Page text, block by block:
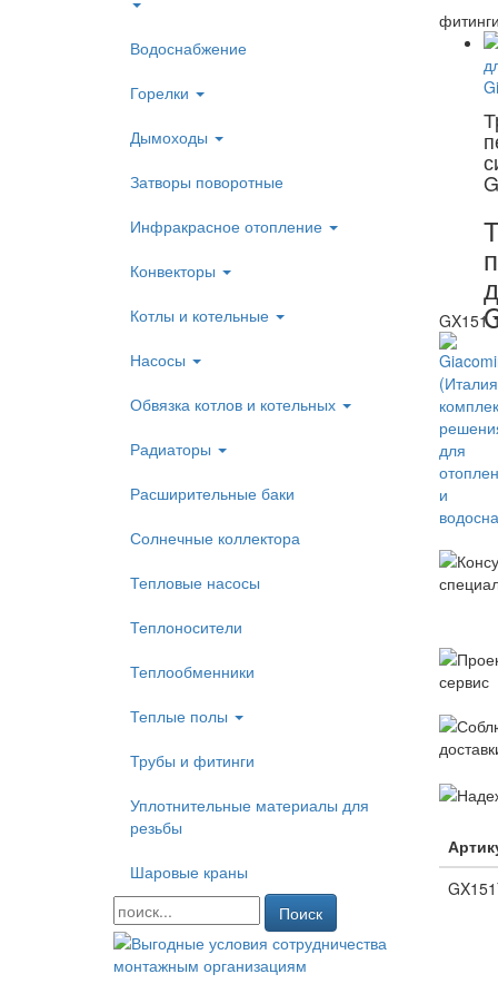
Водоснабжение
Горелки
Дымоходы
Затворы поворотные
Инфракрасное отопление
Конвекторы
Котлы и котельные
Насосы
Обвязка котлов и котельных
Радиаторы
Расширительные баки
Солнечные коллектора
Тепловые насосы
Теплоносители
Теплообменники
Теплые полы
Трубы и фитинги
Уплотнительные материалы для
резьбы
Шаровые краны
Поиск
GX151